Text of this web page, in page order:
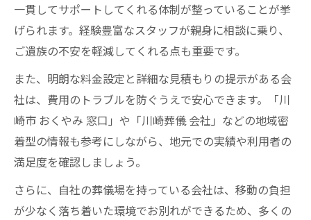
一貫してサポートしてくれる体制が整っていることが挙
げられます。経験豊富なスタッフが親身に相談に乗り、
ご遺族の不安を軽減してくれる点も重要です。
また、明朗な料金設定と詳細な見積もりの提示がある会
社は、費用のトラブルを防ぐうえで安心できます。「川
崎市 おくやみ 窓口」や「川崎葬儀 会社」などの地域密
着型の情報も参考にしながら、地元での実績や利用者の
満足度を確認しましょう。
さらに、自社の葬儀場を持っている会社は、移動の負担
が少なく落ち着いた環境でお別れができるため、多くの